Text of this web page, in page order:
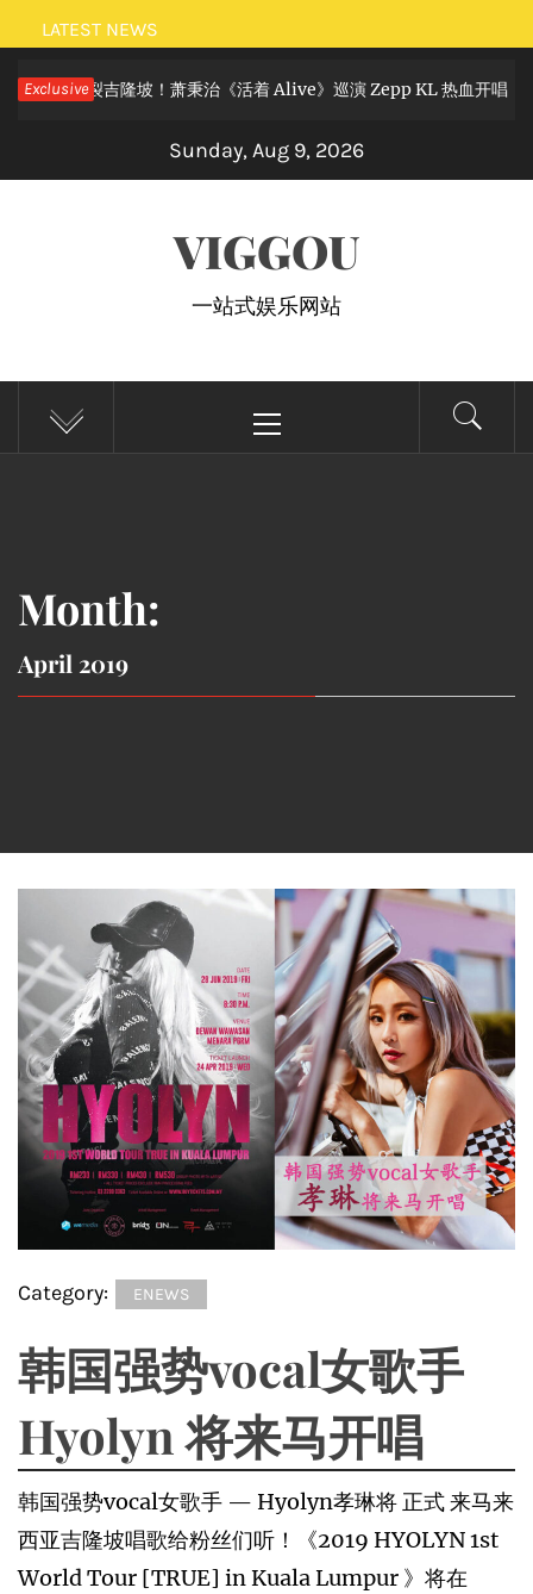
Skip
to
content
LATEST NEWS
Exclusive
狂欢炸裂吉隆坡！萧秉治《活着 Alive》巡演 Zepp KL 热血开唱
Sunday, Aug 9, 2026
VIGGOU
一站式娱乐网站
Menu
Month:
April 2019
Category: ENEWS
韩国强势vocal女歌手
Hyolyn 将来马开唱
韩国强势vocal女歌手 — Hyolyn孝琳将 正式 来马来
西亚吉隆坡唱歌给粉丝们听！《2019 HYOLYN 1st
World Tour [TRUE] in Kuala Lumpur 》将在